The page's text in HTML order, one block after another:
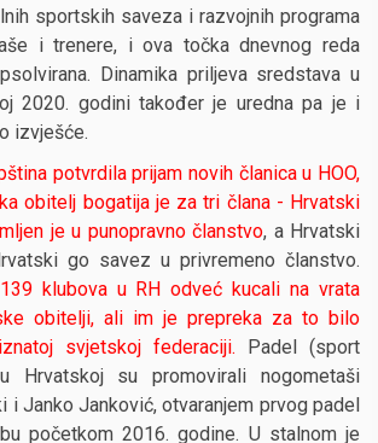
sportskih saveza i razvojnih programa
i trenere, i ova točka dnevnog reda
Dinamika priljeva sredstava u
2020. godini također je uredna pa je i
izvješće.
potvrdila prijam novih članica u HOO,
obitelj bogatija je za tri člana - Hrvatski
je u punopravno članstvo, a Hrvatski
go savez u privremeno članstvo.
klubova u RH odveć kucali na vrata
obitelji, ali im je prepreka za to bilo
svjetskoj federaciji. Padel (sport
Hrvatskoj su promovirali nogometaši
i Janko Janković, otvaranjem prvog padel
početkom 2016. godine. U stalnom je